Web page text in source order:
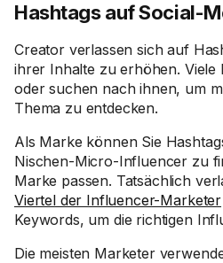
Hashtags auf Social-
Creator verlassen sich auf
ihrer Inhalte zu erhöhen. Viele
oder suchen nach ihnen, um
Thema zu entdecken.
Als Marke können Sie
Nischen-Micro-Influencer zu
Marke passen. Tatsächlich
Viertel der Influencer-Marketer
Keywords, um die richtigen
Die meisten Marketer